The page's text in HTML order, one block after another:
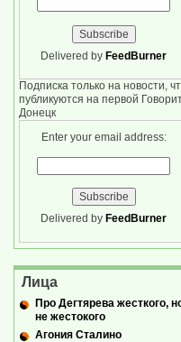
Delivered by FeedBurner
Подписка только на новости,
публикуются на первой
Донецк
Enter your email address:
Delivered by FeedBurner
Лица
Про Дегтярева жесткого,
не жестокого
Агония Сталино